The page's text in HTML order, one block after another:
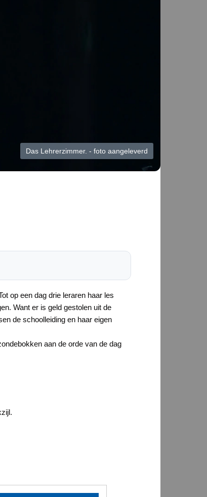
Das Lehrerzimmer. - foto aangeleverd
op een dag drie leraren haar les
Want er is geld gestolen uit de
de schoolleiding en haar eigen
aan de orde van de dag